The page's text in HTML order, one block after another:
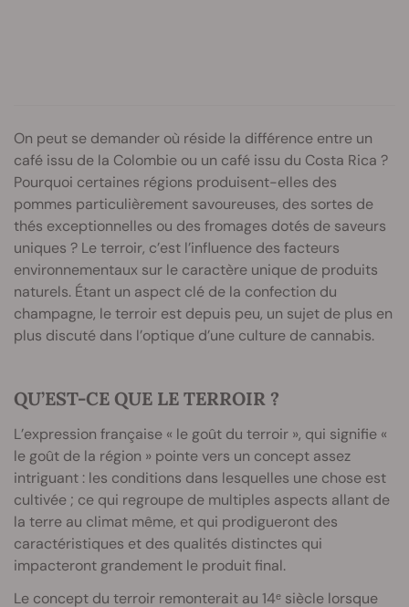
On peut se demander où réside la différence entre un
café issu de la Colombie ou un café issu du Costa Rica ?
Pourquoi certaines régions produisent-elles des
pommes particulièrement savoureuses, des sortes de
thés exceptionnelles ou des fromages dotés de saveurs
uniques ? Le terroir, c’est l’influence des facteurs
environnementaux sur le caractère unique de produits
naturels. Étant un aspect clé de la confection du
champagne, le terroir est depuis peu, un sujet de plus en
plus discuté dans l’optique d’une culture de cannabis.
QU’EST-CE QUE LE TERROIR ?
L’expression française « le goût du terroir », qui signifie «
le goût de la région » pointe vers un concept assez
intriguant : les conditions dans lesquelles une chose est
cultivée ; ce qui regroupe de multiples aspects allant de
la terre au climat même, et qui prodigueront des
caractéristiques et des qualités distinctes qui
impacteront grandement le produit final.
Le concept du terroir remonterait au 14ᵉ siècle lorsque